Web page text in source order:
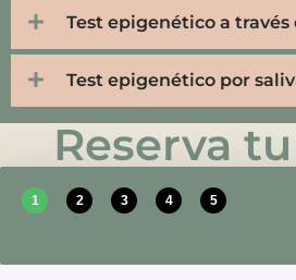
Test epigenético a través
Test epigenético por
Reserva
1 2 3 4 5